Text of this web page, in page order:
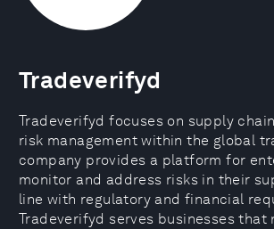
Tradeverifyd
Tradeverifyd focuses on supply
risk management within the global
company provides a platform for
monitor and address risks in their
line with regulatory and financial
Tradeverifyd serves businesses that